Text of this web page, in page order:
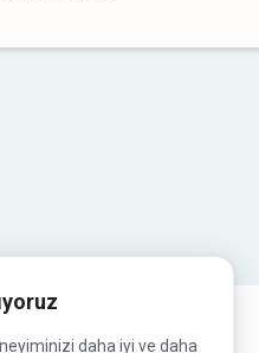
daha iyi ve daha